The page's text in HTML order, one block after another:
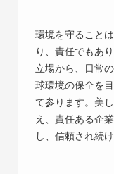
環境を守ること
り、責任でもあ
立場から、日常
球環境の保全を
て参ります。美
え、責任ある企
し、信頼され続